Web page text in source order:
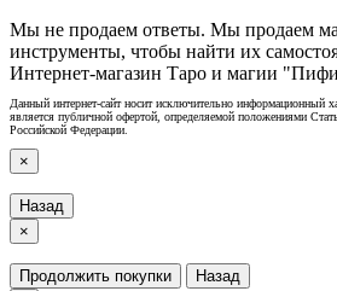
Мы не продаем ответы. Мы продаем
инструменты, чтобы найти их
Интернет-магазин Таро и магии
Данный интернет-сайт носит исключительно информационный
является публичной офертой, определяемой положениями
Российской Федерации.
×
Назад
×
Продолжить покупки Назад